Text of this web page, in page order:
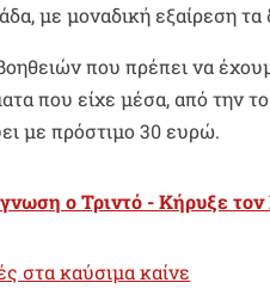
με μοναδική εξαίρεση τα
που πρέπει να
που είχε μέσα, από την
με πρόστιμο 30 ευρώ.
ο Τριντό - Κήρυξε
στα καύσιμα καίνε